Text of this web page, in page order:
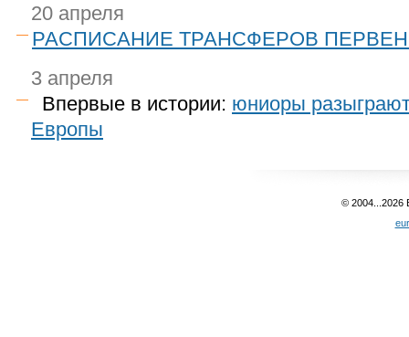
20 апреля
РАСПИСАНИЕ ТРАНСФЕРОВ
3 апреля
Впервые в истории: юниоры
Европы
© 2004...2026